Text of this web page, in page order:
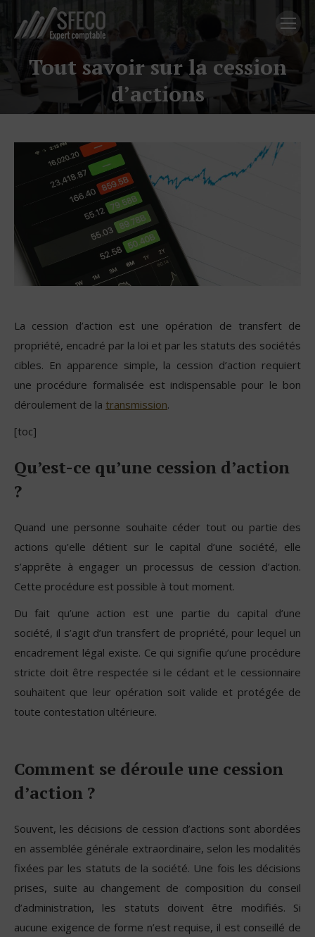
Tout savoir sur la cession
d’actions
Vous êtes ici :
La cession d’action est une opération de transfert de
propriété, encadré par la loi et par les statuts des sociétés
cibles. En apparence simple, la cession d’action requiert
une procédure formalisée est indispensable pour le bon
déroulement de la transmission.
[toc]
Qu’est-ce qu’une cession d’action
?
Quand une personne souhaite céder tout ou partie des
actions qu’elle détient sur le capital d’une société, elle
s’apprête à engager un processus de cession d’action.
Cette procédure est possible à tout moment.
Du fait qu’une action est une partie du capital d’une
société, il s’agit d’un transfert de propriété, pour lequel un
encadrement légal existe. Ce qui signifie qu’une procédure
stricte doit être respectée si le cédant et le cessionnaire
souhaitent que leur opération soit valide et protégée de
toute contestation ultérieure.
Comment se déroule une cession
d’action ?
Souvent, les décisions de cession d’actions sont abordées
en assemblée générale extraordinaire, selon les modalités
fixées par les statuts de la société. Une fois les décisions
prises, suite au changement de composition du conseil
d’administration, les statuts doivent être modifiés. Si
aucune exigence de forme n’est requise, il est conseillé de